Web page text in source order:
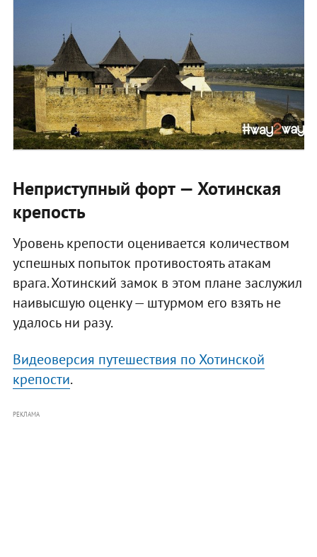
Неприступный форт — Хотинская
крепость
Уровень крепости оценивается количеством
успешных попыток противостоять атакам
врага. Хотинский замок в этом плане заслужил
наивысшую оценку — штурмом его взять не
удалось ни разу.
Видеоверсия путешествия по Хотинской
крепости.
РЕКЛАМА